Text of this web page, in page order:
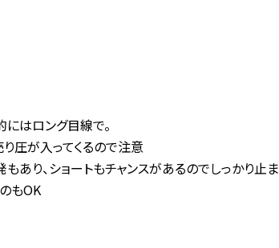
はロング目線で。
圧が入ってくるので注意
あり、ショートもチャンスがあるのでしっかり止ま
もOK